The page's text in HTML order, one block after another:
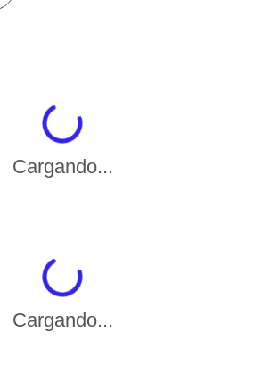
Cargando...
Cargando...